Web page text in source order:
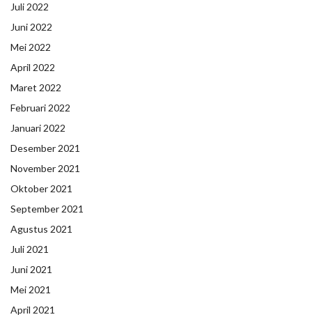
Juli 2022
Juni 2022
Mei 2022
April 2022
Maret 2022
Februari 2022
Januari 2022
Desember 2021
November 2021
Oktober 2021
September 2021
Agustus 2021
Juli 2021
Juni 2021
Mei 2021
April 2021